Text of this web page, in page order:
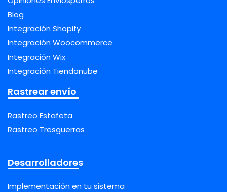
Blog
Integración Shopify
Integración Woocommerce
Integración Wix
Integración Tiendanube
Rastrear envío
Rastreo Estafeta
Rastreo Tresguerras
Desarrolladores
Implementación en tu sistema